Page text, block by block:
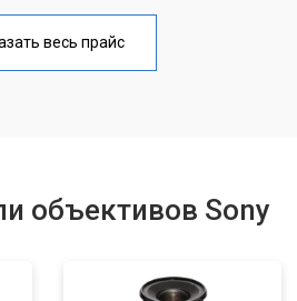
весь прайс
объективов Sony